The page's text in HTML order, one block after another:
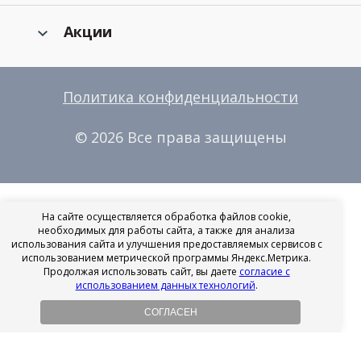
Акции
Политика конфиденциальности
© 2026 Все права защищены
На сайте осуществляется обработка файлов cookie,
необходимых для работы сайта, а также для анализа
использования сайта и улучшения предоставляемых сервисов с
использованием метрической программы Яндекс.Метрика.
Продолжая использовать сайт, вы даете согласие с
использованием данных технологий.
СОГЛАСЕН